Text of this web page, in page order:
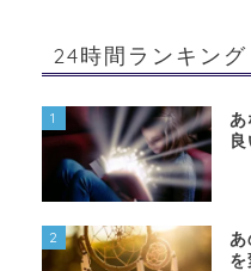
24時間ランキング
1
2